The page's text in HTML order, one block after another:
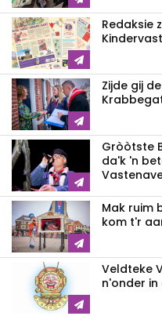
Redaksie
Zijde gij
Gròòtste
da'k 'n
Mak ruim
kom t'r
Veldteke
n'onder in